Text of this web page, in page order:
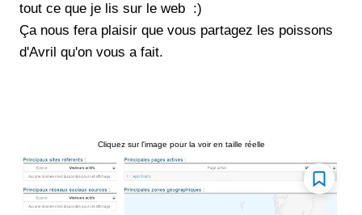
tout ce que je lis sur le web :)
Ça nous fera plaisir que vous partagez les poissons
d'Avril qu'on vous a fait.
Cliquez sur l'image pour la voir en taille réelle